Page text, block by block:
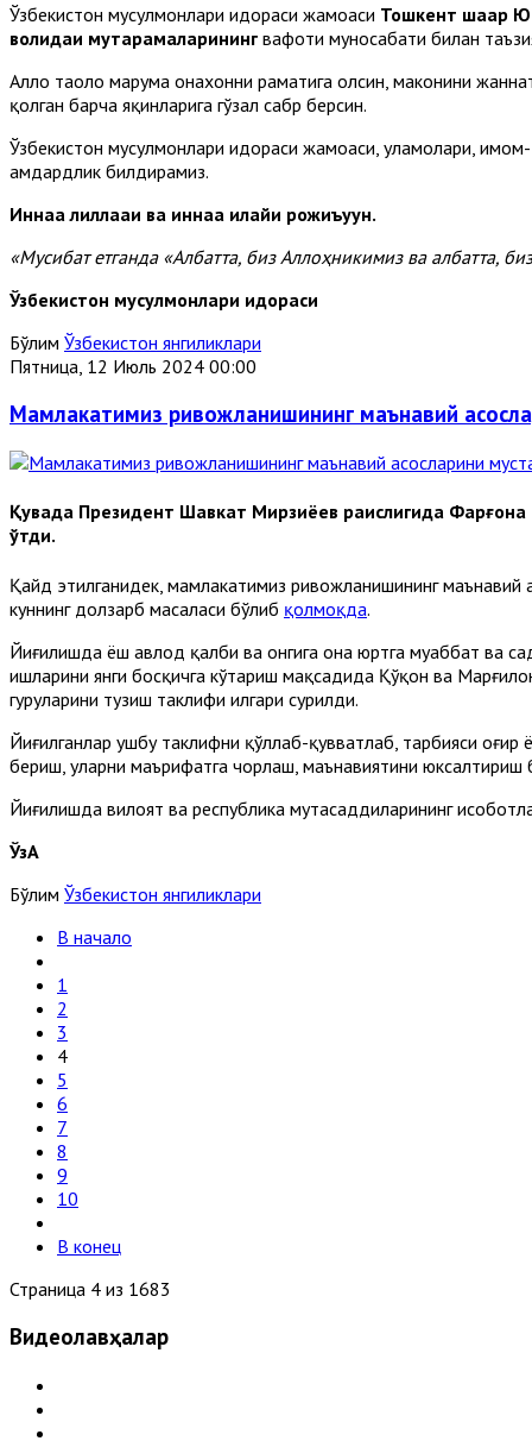
Ўзбекистон мусулмонлари идораси жамоаси Тошкент шаҳар
волидаи муҳтарамаларининг вафоти муносабати билан
Аллоҳ таоло марҳума онахонни раҳматига олсин, маконини
қолган барча яқинларига гўзал сабр берсин.
Ўзбекистон мусулмонлари идораси жамоаси, уламолари,
ҳамдардлик билдирамиз.
Иннаа лиллааҳи ва иннаа илайҳи рожиъуун.
«Мусибат етганда «Албатта, биз Аллоҳникимиз ва албатта,
Ўзбекистон мусулмонлари идораси
Бўлим Ўзбекистон янгиликлари
Пятница, 12 Июль 2024 00:00
Мамлакатимиз ривожланишининг маънавий
Қувада Президент Шавкат Мирзиёев раислигида
ўтди.
Қайд этилганидек, мамлакатимиз ривожланишининг маънавий
куннинг долзарб масаласи бўлиб қолмоқда.
Йиғилишда ёш авлод қалби ва онгига она юртга муҳаббат ва
ишларини янги босқичга кўтариш мақсадида Қўқон ва
гуруҳларини тузиш таклифи илгари сурилди.
Йиғилганлар ушбу таклифни қўллаб-қувватлаб, тарбияси
бериш, уларни маърифатга чорлаш, маънавиятини
Йиғилишда вилоят ва республика мутасаддиларининг
ЎзА
Бўлим Ўзбекистон янгиликлари
В начало
1
2
3
4
5
6
7
8
9
10
В конец
Страница 4 из 1683
Видеолавҳалар